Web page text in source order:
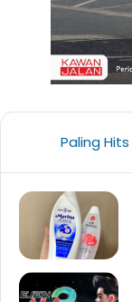
Paling Hits